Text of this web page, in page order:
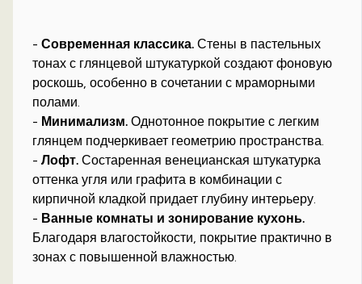
-Современная классика. Стены в пастельных
тонах с глянцевой штукатуркой создают фоновую
роскошь, особенно в сочетании с мраморными
полами.
- Минимализм. Однотонное покрытие с легким
глянцем подчеркивает геометрию пространства.
-Лофт. Состаренная венецианская штукатурка
оттенка угля или графита в комбинации с
кирпичной кладкой придает глубину интерьеру.
- Ванные комнаты и зонирование кухонь.
Благодаря влагостойкости, покрытие практично в
зонах с повышенной влажностью.